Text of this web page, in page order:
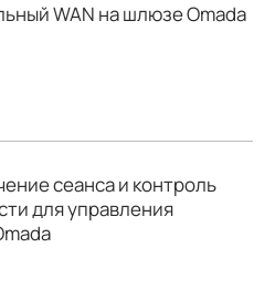
WAN на шлюзе Omada
сеанса и контроль
для управления